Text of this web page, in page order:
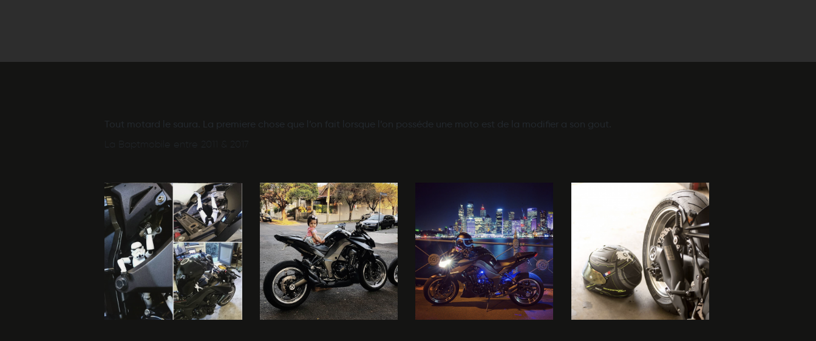
Tout motard le saura. La premiere chose que l’on fait lorsque l’on posséde une moto est de la modifier a son gout.
La Baptmobile entre 2011 & 2017